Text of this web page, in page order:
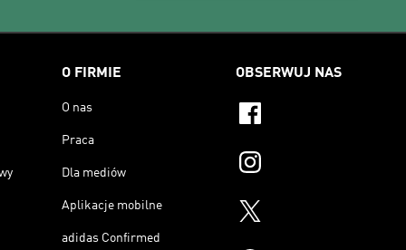
O FIRMIE
O nas
Praca
Dla mediów
Aplikacje mobilne
adidas Confirmed
OBSERWUJ NAS